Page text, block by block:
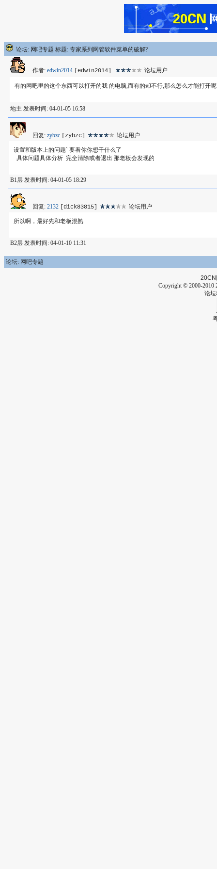
论坛: 网吧专题 标题: 专家系列网管软件菜单的破解?
作者: edwin2014 [edwin2014] 论坛用户
有的网吧里的这个东西可以打开的我 的电脑,而有的却不行,那么怎么才能打开呢
地主 发表时间: 04-01-05 16:58
回复: zybzc [zybzc] 论坛用户
设置和版本上的问题` 要看你你想干什么了
具体问题具体分析 完全清除或者退出 那老板会发现的
B1层 发表时间: 04-01-05 18:29
回复: 2132 [dick83815] 论坛用户
所以啊，最好先和老板混熟
B2层 发表时间: 04-01-10 11:31
论坛: 网吧专题
20CN
Copyright © 2000-2010
论